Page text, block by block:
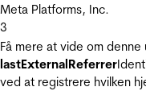
Meta Platforms, Inc.
3
Få mere at vide om
lastExternalReferrer
ved at registrere hvilken